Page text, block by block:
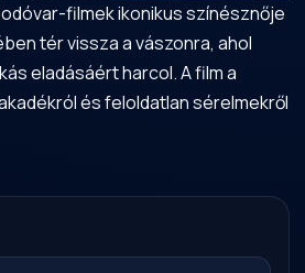
filmek ikonikus színésznője
tér vissza a vászonra, ahol
eladásáért harcol. A film a
és feloldatlan sérelmekről